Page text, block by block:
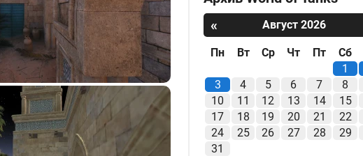
«
Август 2026
Пн Вт Ср Чт Пт
Сб
1
3
4 5 6 7
8
10
11 12 13 14
15
17
18 19 20 21
22
24
25 26 27 28
29
31